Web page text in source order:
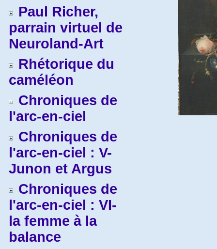
Paul Richer,
parrain virtuel de
Neuroland-Art
Rhétorique du
caméléon
Chroniques de
l'arc-en-ciel
Chroniques de
l'arc-en-ciel : V-
Junon et Argus
Chroniques de
l'arc-en-ciel : VI-
la femme à la
balance